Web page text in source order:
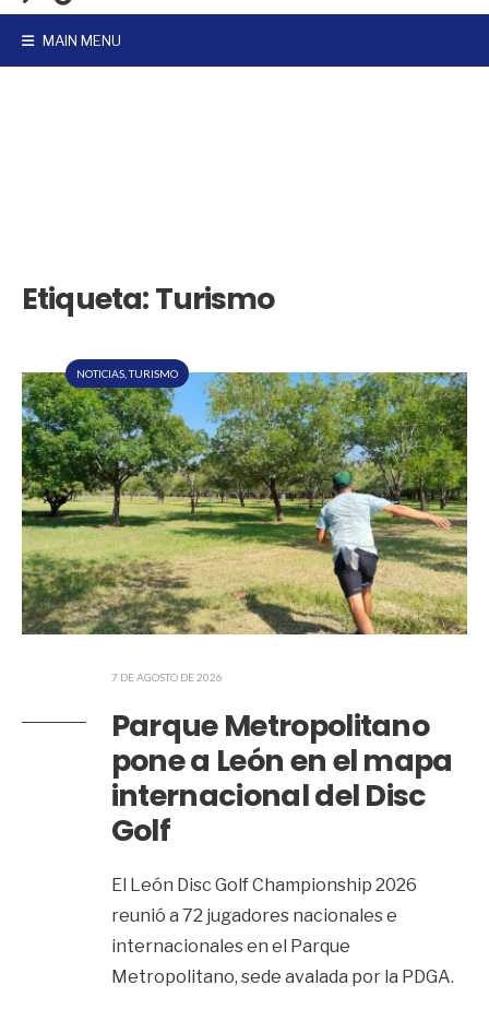
MAIN MENU
Etiqueta:Turismo
NOTICIAS ,TURISMO
7 DE AGOSTO DE 2026
Parque Metropolitano
pone a León en el mapa
internacional del Disc
Golf
El León Disc Golf Championship 2026
reunió a 72 jugadores nacionales e
internacionales en el Parque
Metropolitano, sede avalada por la PDGA.